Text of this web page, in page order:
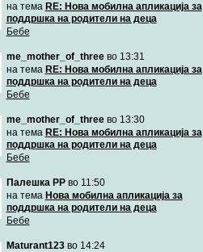
на тема RE: Нова мобилна апликација за
поддршка на родители на деца
Бебе
me_mother_of_threeво 13:31
на тема RE: Нова мобилна апликација за
поддршка на родители на деца
Бебе
me_mother_of_threeво 13:30
на тема RE: Нова мобилна апликација за
поддршка на родители на деца
Бебе
Палешка РРво 11:50
на тема Нова мобилна апликација за
поддршка на родители на деца
Бебе
Maturant123во 14:24